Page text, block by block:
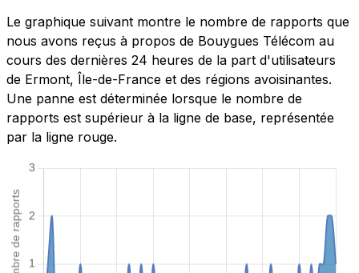
Le graphique suivant montre le nombre de rapports que
nous avons reçus à propos de Bouygues Télécom au
cours des dernières 24 heures de la part d'utilisateurs
de Ermont, Île-de-France et des régions avoisinantes.
Une panne est déterminée lorsque le nombre de
rapports est supérieur à la ligne de base, représentée
par la ligne rouge.